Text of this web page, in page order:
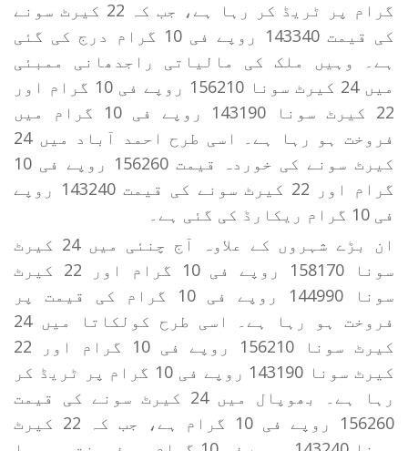
گرام پر ٹریڈ کر رہا ہے، جب کہ 22 کیرٹ سونے
کی قیمت 143340 روپے فی 10 گرام درج کی گئی
ہے۔ وہیں ملک کی مالیاتی راجدھانی ممبئی
میں 24 کیرٹ سونا 156210 روپے فی 10 گرام اور
22 کیرٹ سونا 143190 روپے فی 10 گرام میں
فروخت ہو رہا ہے۔ اسی طرح احمد آباد میں 24
کیرٹ سونے کی خوردہ قیمت 156260 روپے فی 10
گرام اور 22 کیرٹ سونے کی قیمت 143240 روپے
فی 10 گرام ریکارڈ کی گئی ہے۔
ان بڑے شہروں کے علاوہ آج چنئی میں 24 کیرٹ
سونا 158170 روپے فی 10 گرام اور 22 کیرٹ
سونا 144990 روپے فی 10 گرام کی قیمت پر
فروخت ہو رہا ہے۔ اسی طرح کولکاتا میں 24
کیرٹ سونا 156210 روپے فی 10 گرام اور 22
کیرٹ سونا 143190 روپے فی 10 گرام پر ٹریڈ کر
رہا ہے۔ بھوپال میں 24 کیرٹ سونے کی قیمت
156260 روپے فی 10 گرام ہے، جب کہ 22 کیرٹ